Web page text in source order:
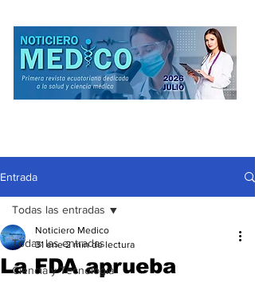
Entrada
Todas las entradas
Ciencia y Tecnología
Todas las entradas
La FDA aprueba
Noticiero Medico
31 ene 2 min de lectura